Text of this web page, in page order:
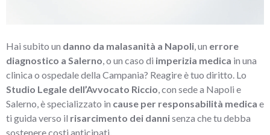
Hai subito un danno da malasanità a Napoli , un errore
diagnostico a Salerno , o un caso di imperizia medica in una
clinica o ospedale della Campania? Reagire è tuo diritto. Lo
Studio Legale dell’Avvocato Riccio , con sede a Napoli e
Salerno, è specializzato in cause per responsabilità medica e
ti guida verso il risarcimento dei dannisenza che tu debba
sostenere costi anticipati.